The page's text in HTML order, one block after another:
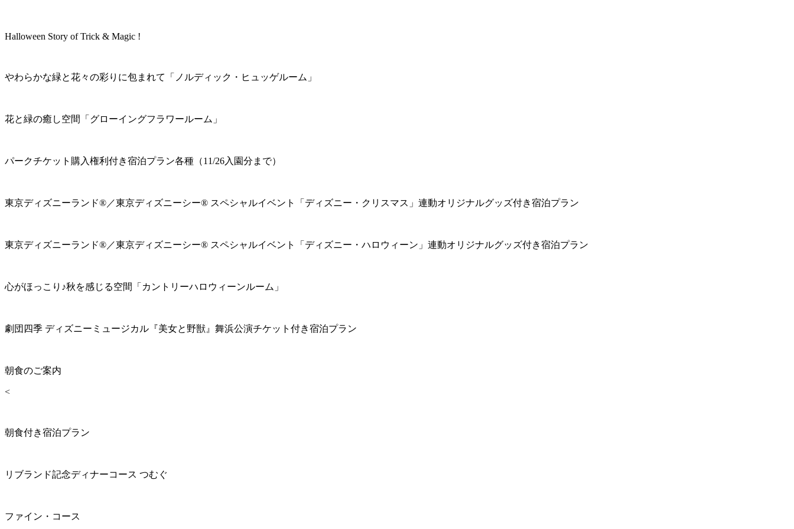
Halloween Story of Trick & Magic !
やわらかな緑と花々の彩りに包まれて「ノルディック・ヒュッゲルーム」
花と緑の癒し空間「グローイングフラワールーム」
パークチケット購入権利付き宿泊プラン各種（11/26入園分まで）
東京ディズニーランド®／東京ディズニーシー® スペシャルイベント「ディズニー・クリスマス」連動オリジナルグッズ付き宿泊プラン
東京ディズニーランド®／東京ディズニーシー® スペシャルイベント「ディズニー・ハロウィーン」連動オリジナルグッズ付き宿泊プラン
心がほっこり♪秋を感じる空間「カントリーハロウィーンルーム」
劇団四季 ディズニーミュージカル『美女と野獣』舞浜公演チケット付き宿泊プラン
朝食のご案内
<
朝食付き宿泊プラン
リブランド記念ディナーコース つむぐ
ファイン・コース